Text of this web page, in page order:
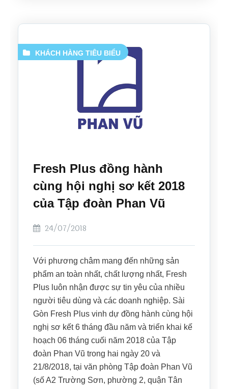
KHÁCH HÀNG TIÊU BIỂU
Fresh Plus đồng hành
cùng hội nghị sơ kết 2018
của Tập đoàn Phan Vũ
24/07/2018
Với phương châm mang đến những sản
phẩm an toàn nhất, chất lượng nhất, Fresh
Plus luôn nhận được sự tin yêu của nhiều
người tiêu dùng và các doanh nghiệp. Sài
Gòn Fresh Plus vinh dự đồng hành cùng hội
nghị sơ kết 6 tháng đầu năm và triển khai kế
hoạch 06 tháng cuối năm 2018 của Tập
đoàn Phan Vũ trong hai ngày 20 và
21/8/2018, tại văn phòng Tập đoàn Phan Vũ
(số A2 Trường Sơn, phường 2, quận Tân